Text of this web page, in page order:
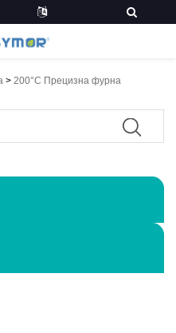
> 200°C Прецизна фурна